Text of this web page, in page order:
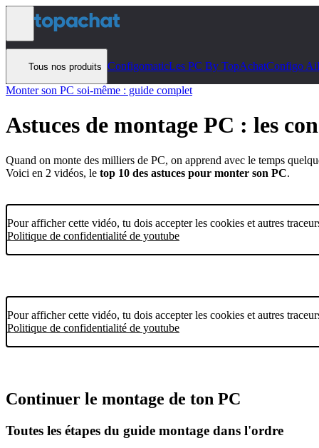
Aller au contenu
Tous nos produits ConfigomaticLes PC By TopAchatConfigo Ai
Monter son PC soi-même : guide complet
Astuces de montage PC : les
Quand on monte des milliers de PC, on apprend avec le temps
Voici en 2 vidéos, le top 10 des astuces pour monter son PC.
Pour afficher cette vidéo, tu dois accepter les cookies et autres
Politique de confidentialité de youtube
Pour afficher cette vidéo, tu dois accepter les cookies et autres
Politique de confidentialité de youtube
Continuer le montage de ton PC
Toutes les étapes du guide montage dans l'ordre